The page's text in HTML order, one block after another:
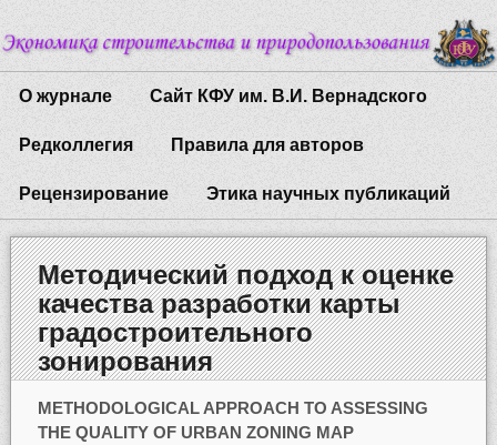
О журнале Сайт КФУ им. В.И. Вернадского
Редколлегия Правила для авторов
Рецензирование Этика научных публикаций
Методический подход к оценке
качества разработки карты
градостроительного
зонирования
METHODOLOGICAL APPROACH TO ASSESSING
THE QUALITY OF URBAN ZONING MAP